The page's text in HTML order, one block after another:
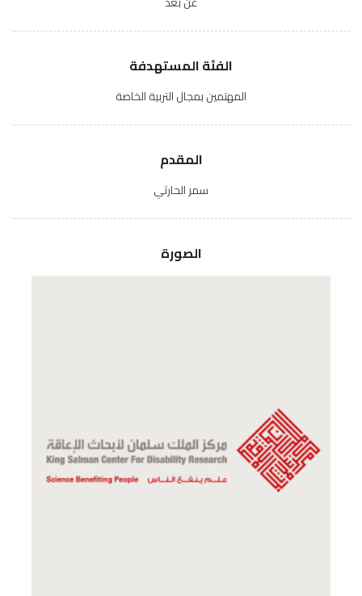
الفئة المستهدفة
المهتمين بمجال التربية الخاصة
المقدم
سمر الحارثي
الصورة